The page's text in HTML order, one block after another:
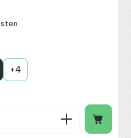
+4
gewünschten Wert